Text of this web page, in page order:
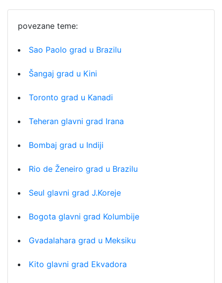
povezane teme:
Sao Paolo grad u Brazilu
Šangaj grad u Kini
Toronto grad u Kanadi
Teheran glavni grad Irana
Bombaj grad u Indiji
Rio de Ženeiro grad u Brazilu
Seul glavni grad J.Koreje
Bogota glavni grad Kolumbije
Gvadalahara grad u Meksiku
Kito glavni grad Ekvadora